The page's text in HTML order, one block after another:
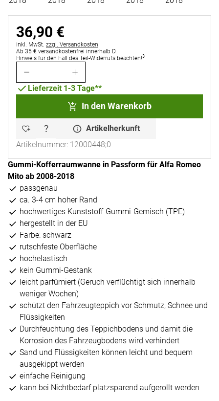
36,90 €
Steuerhinweis:
inkl. MwSt. zzgl. Versandkosten
Ab 35 € versandkostenfrei innerhalb D.
Hinweis für den Fall des Teil-Widerrufs beachten!3
Lieferzeit 1-3 Tage**
In den Warenkorb
Artikelherkunft
Artikelnummer: 12000448;0
Gummi-Kofferraumwanne in Passform für Alfa Romeo
Mito ab 2008-2018
passgenau
ca. 3-4 cm hoher Rand
hochwertiges Kunststoff-Gummi-Gemisch (TPE)
hergestellt in der EU
Farbe: schwarz
rutschfeste Oberfläche
hochelastisch
kein Gummi-Gestank
leicht parfümiert (Geruch verflüchtigt sich innerhalb
weniger Wochen)
schützt den Fahrzeugteppich vor Schmutz, Schnee und
Flüssigkeiten
Durchfeuchtung des Teppichbodens und damit die
Korrosion des Fahrzeugbodens wird verhindert
Sand und Flüssigkeiten können leicht und bequem
ausgekippt werden
einfache Reinigung
kann bei Nichtbedarf platzsparend aufgerollt werden